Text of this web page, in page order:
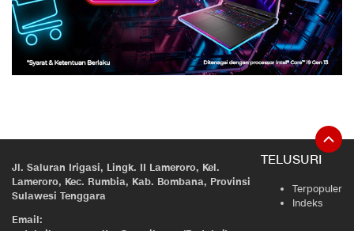
Jl. Saluran Irigasi, Lingk. II Lameroro, Kel.
Lameroro, Kec. Rumbia, Kab. Bombana, Provinsi
Sulawesi Tenggara
Email:
TELUSURI
Terpopuler
Indeks